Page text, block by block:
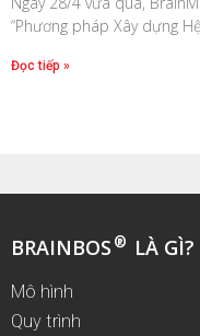
“Phương pháp Xây dựng
Đọc tiếp »
BRAINBOS ® LÀ GÌ?
Mô hình
Quy trình